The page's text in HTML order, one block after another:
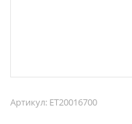
Артикул: ET20016700